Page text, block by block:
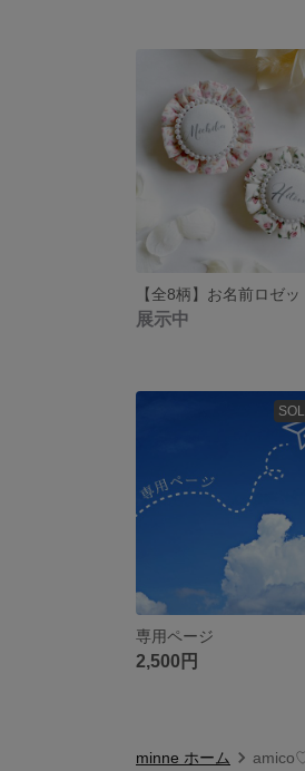
展示中
専用ページ
2,500円
minne ホーム